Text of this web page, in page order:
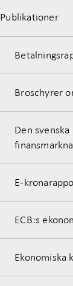
2018 2017
Publikationer
Broschyrer
Den svenska
E-
ECB:s
Ekonomiska